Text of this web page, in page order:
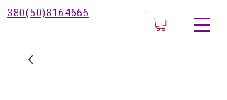
380(50)8164666